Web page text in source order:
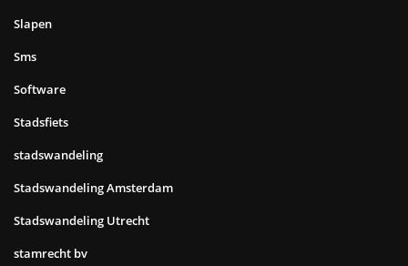
Slapen
Sms
Software
Stadsfiets
stadswandeling
Stadswandeling Amsterdam
Stadswandeling Utrecht
stamrecht bv